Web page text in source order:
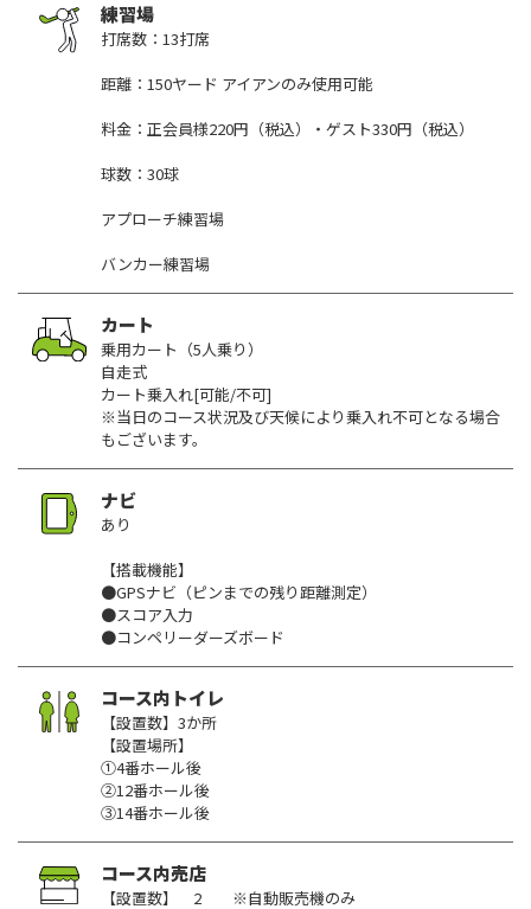
練習場
打席数：13打席
距離：150ヤード アイアンのみ使用可能
料金：正会員様220円（税込）・ゲスト330円（税込）
球数：30球
アプローチ練習場
バンカー練習場
カート
乗用カート（5人乗り）
自走式
カート乗入れ[可能/不可]
※当日のコース状況及び天候により乗入れ不可となる場合
もございます。
ナビ
あり
【搭載機能】
●GPSナビ（ピンまでの残り距離測定）
●スコア入力
●コンペリーダーズボード
コース内トイレ
【設置数】3か所
【設置場所】
①4番ホール後
②12番ホール後
③14番ホール後
コース内売店
【設置数】 2 ※自動販売機のみ